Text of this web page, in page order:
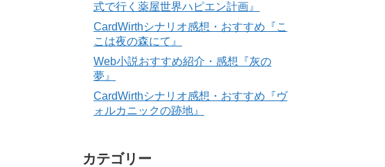
式で行く薬屋世界ハピエン計画』
CardWirthシナリオ感想・おすすめ『こ
こは夜の森にて』
Web小説おすすめ紹介・感想『灰の
夢』
CardWirthシナリオ感想・おすすめ『ヴ
ォルカニックの跡地』
カテゴリー